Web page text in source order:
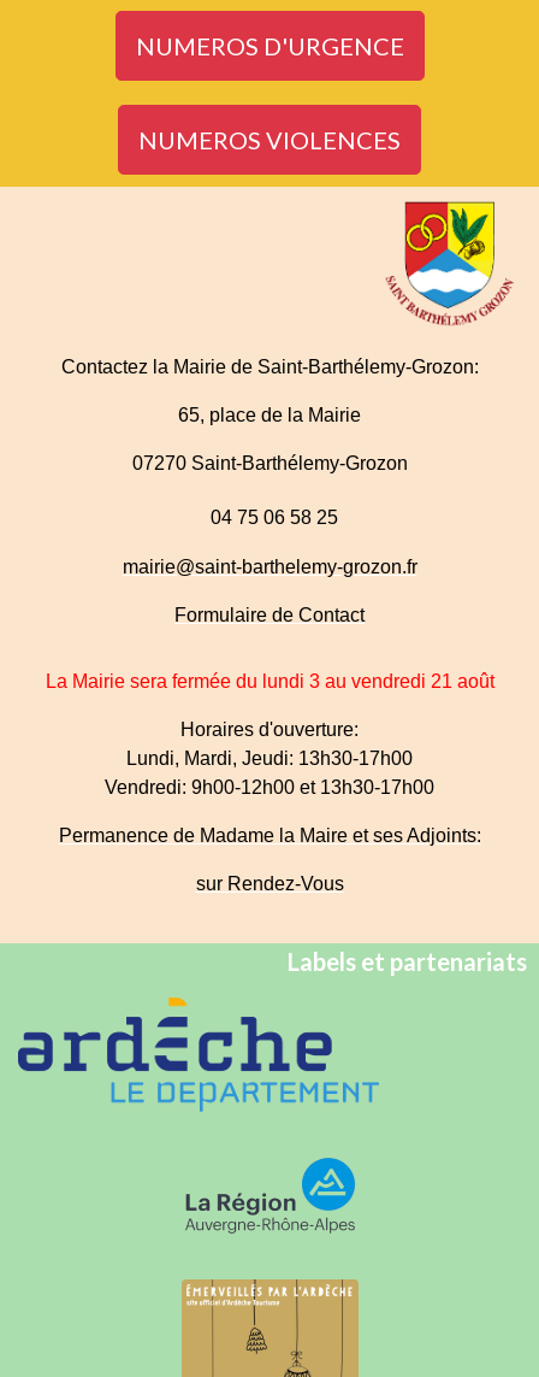
NUMEROS D'URGENCE
NUMEROS VIOLENCES
Contactez la Mairie de Saint-Barthélemy-Grozon:
65, place de la Mairie
07270 Saint-Barthélemy-Grozon
04 75 06 58 25
mairie@saint-barthelemy-grozon.fr
Formulaire de Contact
La Mairie sera fermée du lundi 3 au vendredi 21 août
Horaires d'ouverture:
Lundi, Mardi, Jeudi: 13h30-17h00
Vendredi: 9h00-12h00 et 13h30-17h00
Permanence de Madame la Maire et ses Adjoints:
sur Rendez-Vous
Labels et partenariats